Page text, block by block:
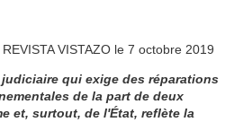
VISTAZO le 7 octobre 2019
qui exige des réparations
de la part de deux
et, surtout, de l'État, reflète la